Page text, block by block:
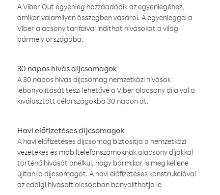
A Viber Out egyenleg hozzáadódik az egyenlegéhez,
amikor valamilyen összegben vásárol. A egyenleggel a
Viber alacsony tarifáival indíthat hívásokat a világ
bármely országába.
30 napos hívás díjcsomagok
A 30 napos hívás díjcsomag nemzetközi hívások
lebonyolítását teszi lehetővé a Viber alacsony díjaival a
kiválasztott célországokba 30 napon át.
Havi előfizetéses díjcsomagok
A havi előfizetéses díjcsomag biztosítja a nemzetközi
vezetékes és mobiltelefonszámoknak alacsony díjakkal
történő hívását anélkül, hogy bármikor is meg kellene
újítani a díjcsomagot. A havi előfizetéses konstrukcióval
az eddigi hívásait olcsóbban bonyolíthatja le